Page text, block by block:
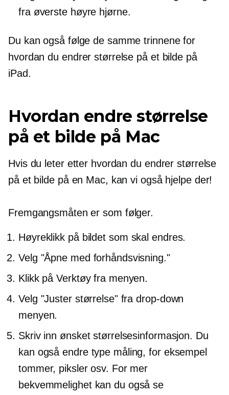
fra øverste høyre hjørne.
Du kan også følge de samme trinnene for
hvordan du endrer størrelse på et bilde på
iPad.
Hvordan endre størrelse
på et bilde på Mac
Hvis du leter etter hvordan du endrer størrelse
på et bilde på en Mac, kan vi også hjelpe der!
Fremgangsmåten er som følger.
Høyreklikk på bildet som skal endres.
Velg "Åpne med forhåndsvisning."
Klikk på Verktøy fra menyen.
Velg "Juster størrelse" fradrop-down
menyen.
Skriv inn ønsket størrelsesinformasjon. Du
kan også endre type måling, for eksempel
tommer, piksler osv. For mer
bekvemmelighet kan du også se